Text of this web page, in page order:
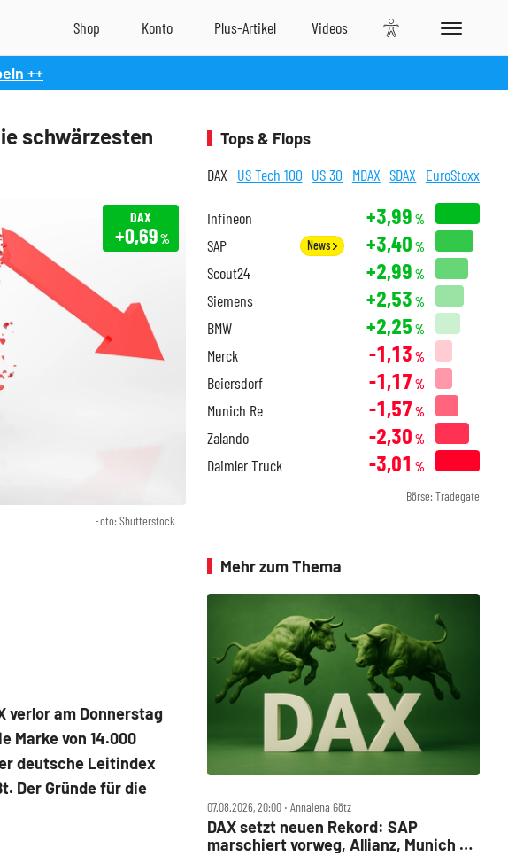
++
schwärzesten
Foto: Shutterstock
DAX
+0,69%
verlor am Donnerstag
Marke von 14.000
deutsche Leitindex
Der Gründe für die
Tops & Flops
DAX US Tech 100 US 30 MDAX SDAX EuroStoxx
Infineon +3,99 %
SAP News +3,40 %
Scout24 +2,99 %
Siemens +2,53 %
BMW +2,25 %
Merck -1,13 %
Beiersdorf -1,17 %
Munich Re -1,57 %
Zalando -2,30 %
Daimler Truck -3,01 %
Börse: Tradegate
Mehr zum Thema
07.08.2026, 20:00 ‧ Annalena Götz
DAX setzt neuen Rekord: SAP
marschiert vorweg, Allianz, Munich Re